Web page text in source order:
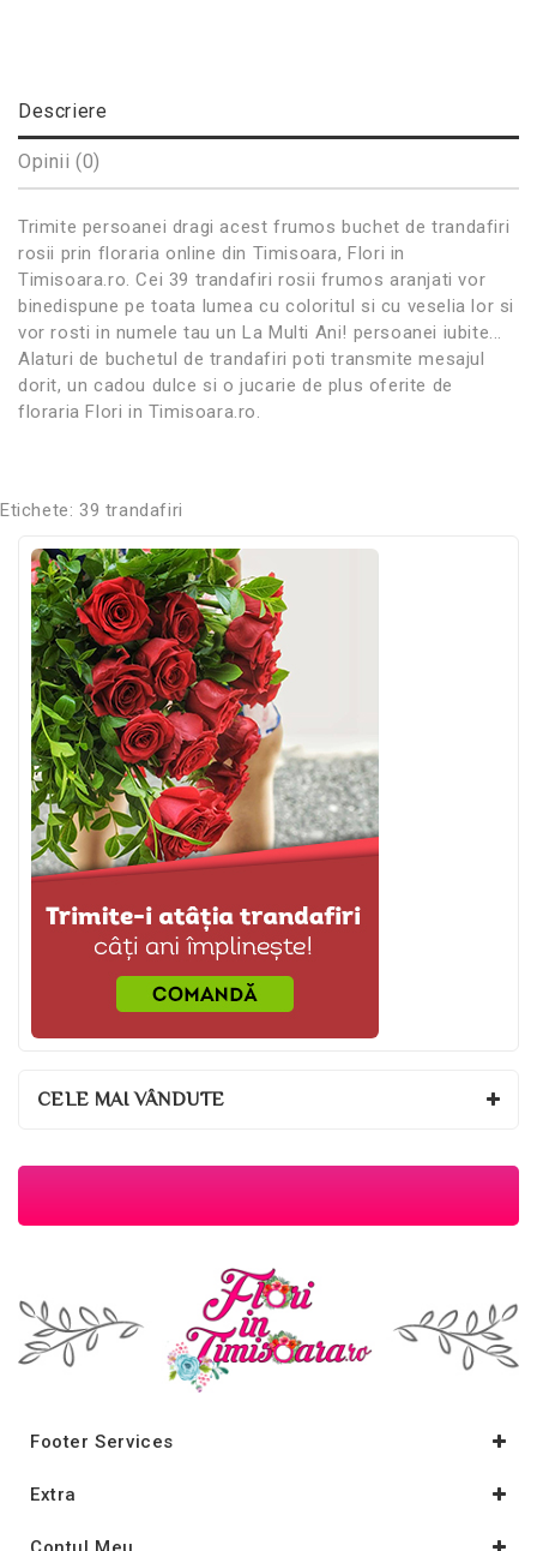
Descriere
Opinii (0)
Trimite persoanei dragi acest frumos buchet de trandafiri
rosii prin floraria online din Timisoara, Flori in
Timisoara.ro. Cei 39 trandafiri rosii frumos aranjati vor
binedispune pe toata lumea cu coloritul si cu veselia lor si
vor rosti in numele tau un La Multi Ani! persoanei iubite...
Alaturi de buchetul de trandafiri poti transmite mesajul
dorit, un cadou dulce si o jucarie de plus oferite de
floraria Flori in Timisoara.ro.
Etichete: 39 trandafiri
CELE MAI VÂNDUTE
Footer Services
Extra